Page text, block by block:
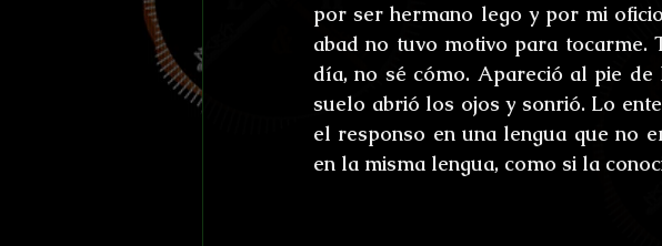
por ser hermano lego y por mi
abad no tuvo motivo para tocarme.
día, no sé cómo. Apareció al pie
suelo abrió los ojos y sonrió. Lo
el responso en una lengua que no
en la misma lengua, como si la